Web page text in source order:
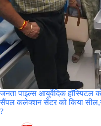
जनता पाइल्स आयुर्वेदिक हॉस्पिटल
सैंपल कलेक्शन सेंटर को किया
?